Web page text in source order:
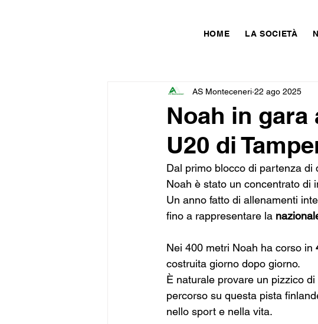
HOME LA SOCIETÀ
Noah in
U20 di
AS Monteceneri 22 ago 2025
Dal primo blocco di partenza di
Noah è stato un concentrato di
Un anno fatto di allenamenti
fino a rappresentare la
Nei 400 metri Noah ha corso in
costruita giorno dopo giorno.
È naturale provare un pizzico
percorso su questa pista
nello sport e nella vita.